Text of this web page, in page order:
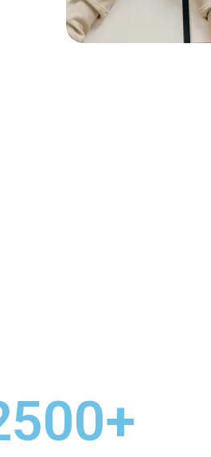
+